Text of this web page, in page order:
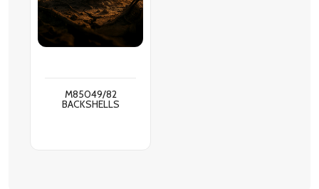
M85049/82
BACKSHELLS